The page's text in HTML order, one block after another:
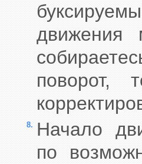
движения
поворот,
8. Начало
по